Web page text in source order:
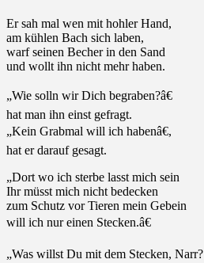
Er sah mal wen mit hohler Hand,
am kühlen Bach sich laben,
warf seinen Becher in den Sand
und wollt ihn nicht mehr haben.
„Wie solln wir Dich begraben?â€
hat man ihn einst gefragt.
„Kein Grabmal will ich habenâ€,
hat er darauf gesagt.
„Dort wo ich sterbe lasst mich sein
Ihr müsst mich nicht bedecken
zum Schutz vor Tieren mein Gebein
will ich nur einen Stecken.â€
„Was willst Du mit dem Stecken, Narr?